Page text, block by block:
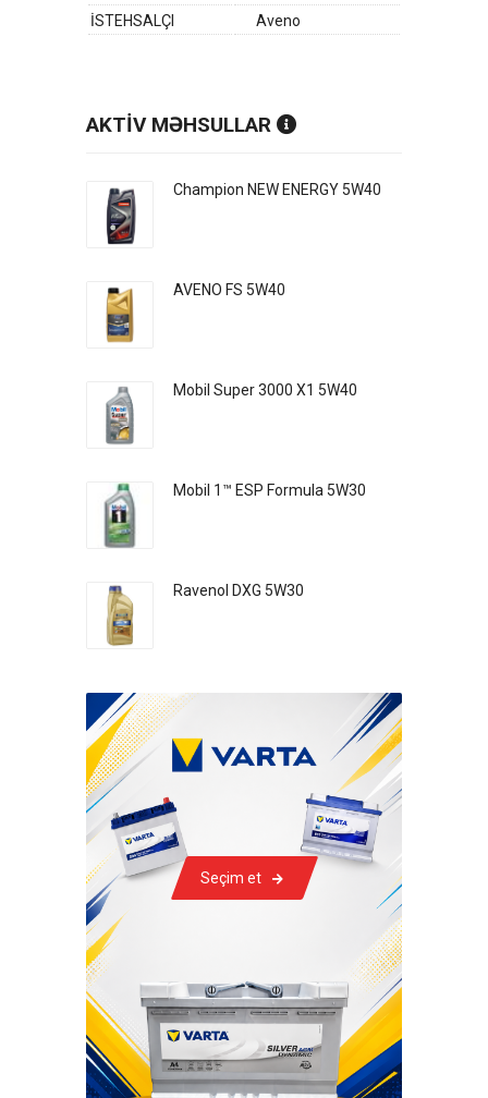
İSTEHSALÇI Aveno
AKTİV MƏHSULLAR
Champion NEW ENERGY 5W40
AVENO FS 5W40
Mobil Super 3000 X1 5W40
Mobil 1™ ESP Formula 5W30
Ravenol DXG 5W30
Seçim et